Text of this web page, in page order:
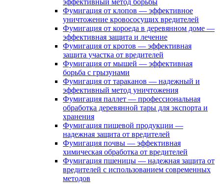
эффективный метод борьбы
Фумигация от клопов — эффективное
уничтожение кровососущих вредителей
Фумигация от короеда в деревянном доме —
эффективная защита и лечение
Фумигация от кротов — эффективная
защита участка от вредителей
Фумигация от мышей — эффективная
борьба с грызунами
Фумигация от тараканов — надежный и
эффективный метод уничтожения
Фумигация паллет — профессиональная
обработка деревянной тары для экспорта и
хранения
Фумигация пищевой продукции —
надежная защита от вредителей
Фумигация почвы — эффективная
химическая обработка от вредителей
Фумигация пшеницы — надежная защита от
вредителей с использованием современных
методов